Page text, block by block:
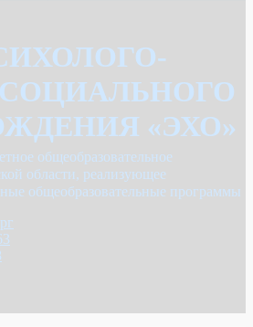
«ЭХО»
общеобразовательное
области, реализующее
общеобразовательные программы